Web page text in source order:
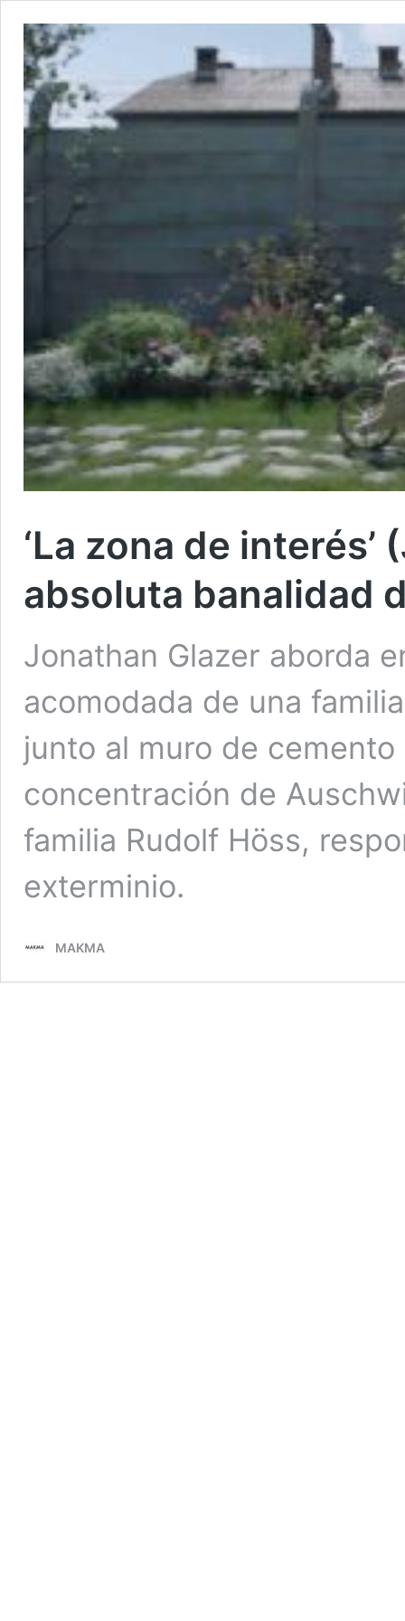
‘La zona de
absoluta banalidad
Jonathan Glazer aborda
acomodada de una
junto al muro de
concentración de
familia Rudolf Höss,
exterminio.
MAKMA